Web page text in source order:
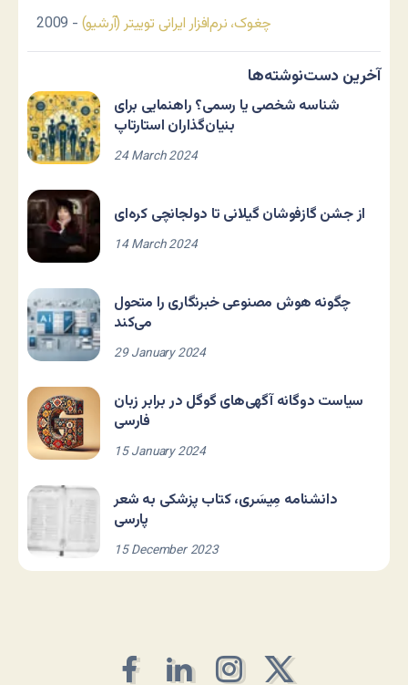
چغوک، نرم‌افزار ایرانی توییتر (آرشیو) - 2009
آخرین دست‌نوشته‌ها
شناسه شخصی یا رسمی؟ راهنمایی برای
بنیان‌گذاران استارتاپ
24 March 2024
از جشن گازفوشان گیلانی تا دولجانچی کره‌ای
14 March 2024
چگونه هوش مصنوعی خبرنگاری را متحول
می‌کند
29 January 2024
سیاست دوگانه آگهی‌های گوگل در برابر زبان
فارسی
15 January 2024
دانشنامه مِیسَری، کتاب پزشکی به شعر
پارسی
15 December 2023